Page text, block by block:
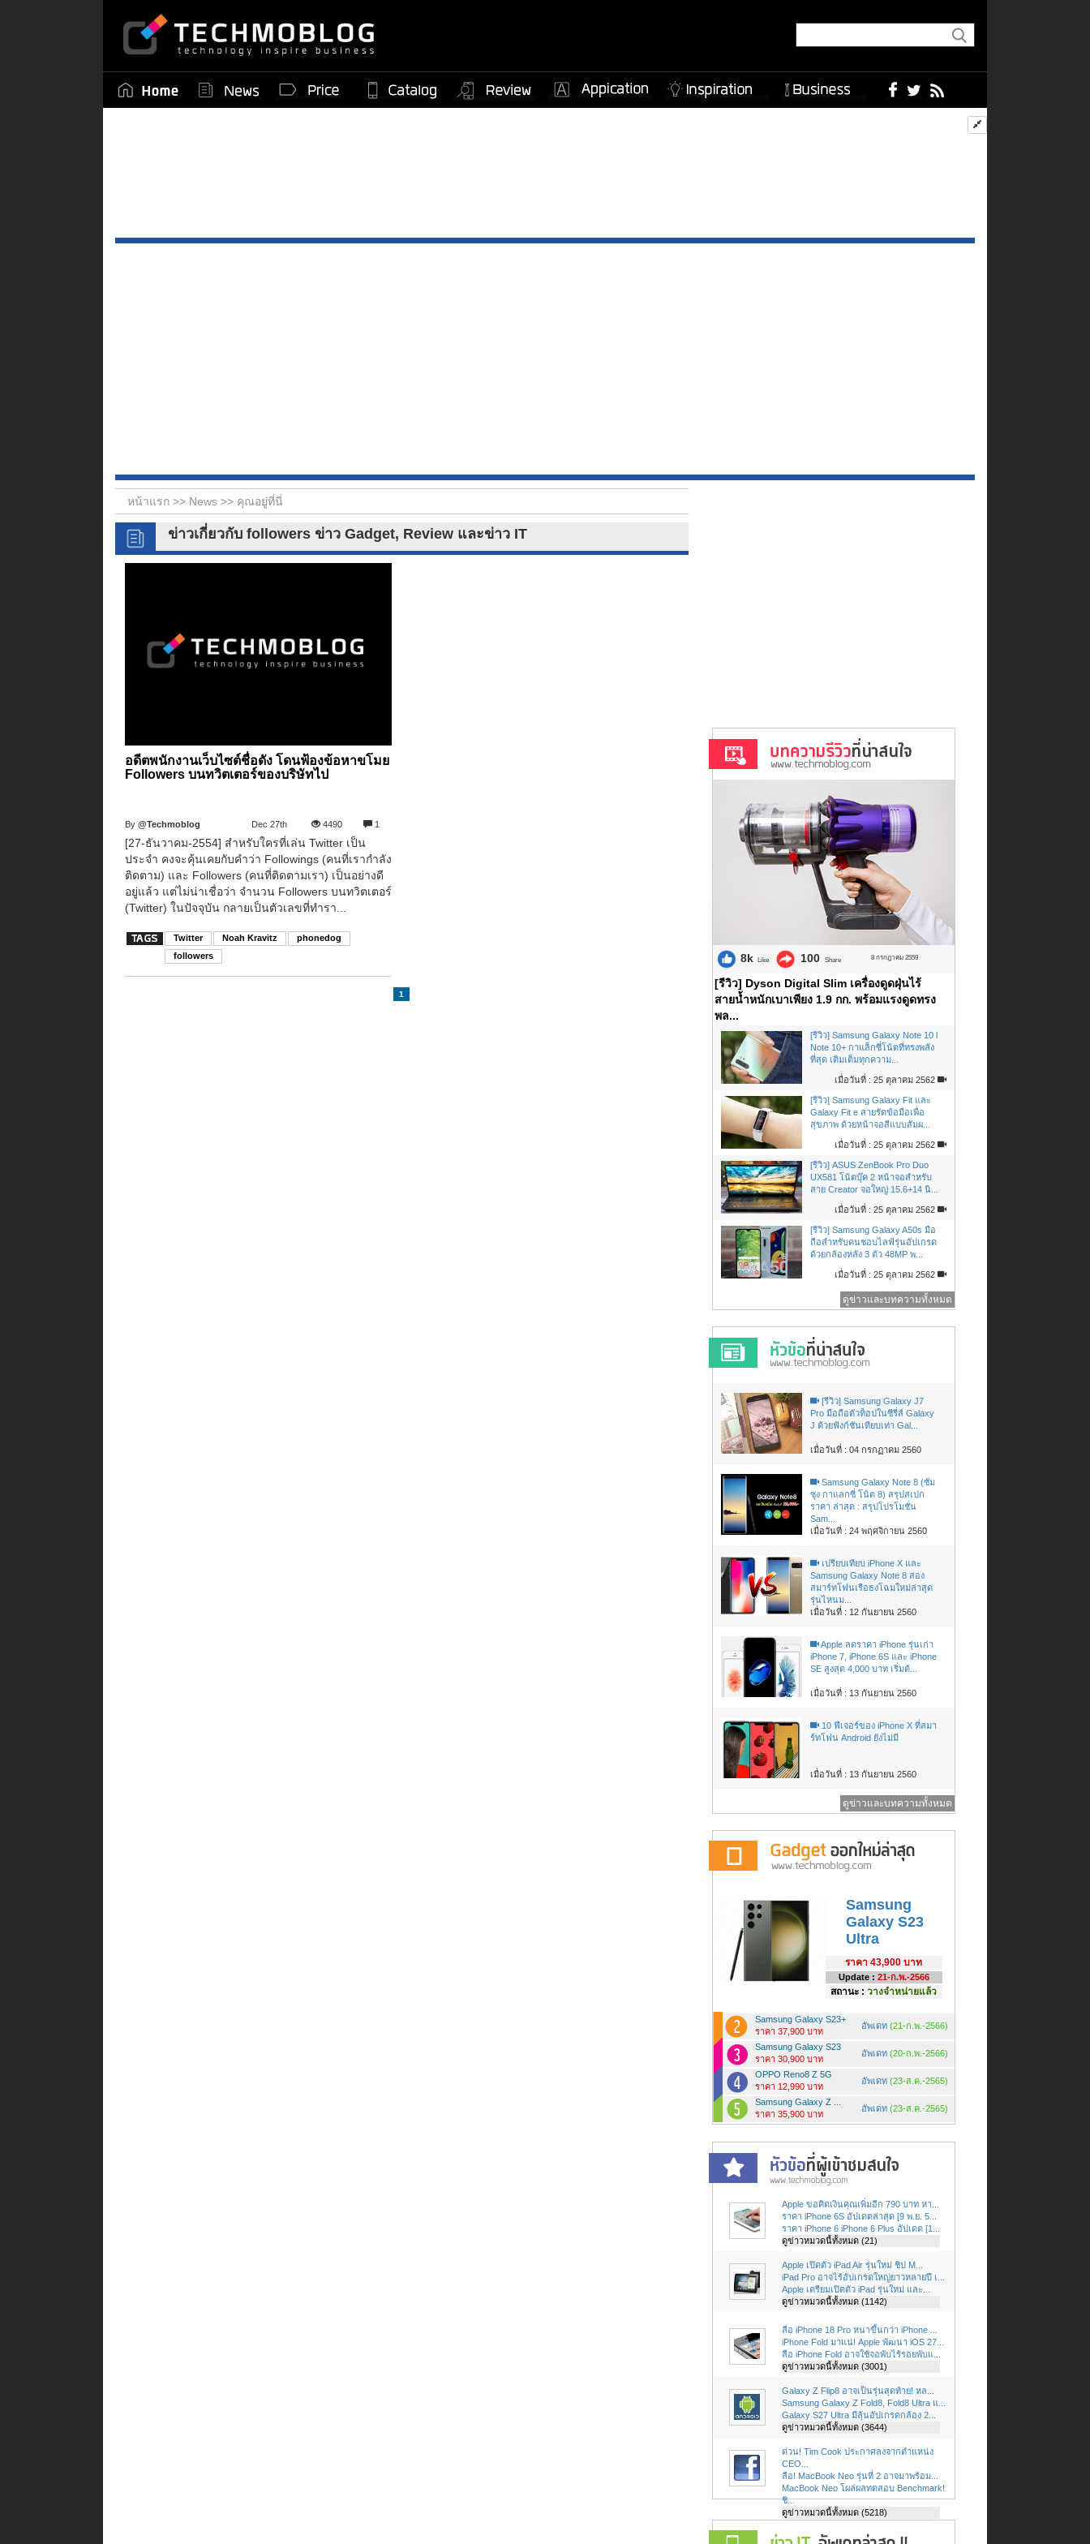
หน้าแรก >> News >> คุณอยู่ที่นี่
ข่าวเกี่ยวกับ followers ข่าว Gadget, Review และข่าว IT
อดีตพนักงานเว็บไซต์ชื่อดัง โดนฟ้องข้อหาขโมย
Followers บนทวิตเตอร์ของบริษัทไป
By@Techmoblog Dec 27th 4490 1
[27-ธันวาคม-2554] สำหรับใครที่เล่น Twitter เป็น
ประจำ คงจะคุ้นเคยกับคำว่า Followings (คนที่เรากำลัง
ติดตาม) และ Followers (คนที่ติดตามเรา) เป็นอย่างดี
อยู่แล้ว แต่ไม่น่าเชื่อว่า จำนวน Followers บนทวิตเตอร์
(Twitter) ในปัจจุบัน กลายเป็นตัวเลขที่ทำรา...
Twitter Noah Kravitz
phonedog
followers
1
8k Like 100 Share 8 กรกฎาคม 2559
[รีวิว] Dyson Digital Slim เครื่องดูดฝุ่นไร้
สายน้ำหนักเบาเพียง 1.9 กก. พร้อมแรงดูดทรง
พล...
[รีวิว] Samsung Galaxy Note 10 l
Note 10+ กาแล็กซี่โน้ตที่ทรงพลัง
ที่สุด เติมเต็มทุกความ...
เมื่อวันที่ : 25 ตุลาคม 2562
[รีวิว] Samsung Galaxy Fit และ
Galaxy Fit e สายรัดข้อมือเพื่อ
สุขภาพ ด้วยหน้าจอสีแบบสัมผ...
เมื่อวันที่ : 25 ตุลาคม 2562
[รีวิว] ASUS ZenBook Pro Duo
UX581 โน้ตบุ๊ค 2 หน้าจอสำหรับ
สาย Creator จอใหญ่ 15.6+14 นิ...
เมื่อวันที่ : 25 ตุลาคม 2562
[รีวิว] Samsung Galaxy A50s มือ
ถือสำหรับคนชอบไลฟ์รุ่นอัปเกรด
ด้วยกล้องหลัง 3 ตัว 48MP พ...
เมื่อวันที่ : 25 ตุลาคม 2562
ดูข่าวและบทความทั้งหมด
[รีวิว] Samsung Galaxy J7
Pro มือถือตัวท็อปในซีรี่ส์ Galaxy
J ด้วยฟังก์ชันเทียบเท่า Gal...
เมื่อวันที่ : 04 กรกฏาคม 2560
Samsung Galaxy Note 8 (ซัม
ซุง กาแลกซี่ โน้ต 8) สรุปสเปก
ราคา ล่าสุด : สรุปโปรโมชั่น
Sam...
เมื่อวันที่ : 24 พฤศจิกายน 2560
เปรียบเทียบ iPhone X และ
Samsung Galaxy Note 8 สอง
สมาร์ทโฟนเรือธงโฉมใหม่ล่าสุด
รุ่นไหนม...
เมื่อวันที่ : 12 กันยายน 2560
Apple ลดราคา iPhone รุ่นเก่า
iPhone 7, iPhone 6S และ iPhone
SE สูงสุด 4,000 บาท เริ่มต้...
เมื่อวันที่ : 13 กันยายน 2560
10 ฟีเจอร์ของ iPhone X ที่สมา
ร์ทโฟน Android ยังไม่มี
เมื่อวันที่ : 13 กันยายน 2560
ดูข่าวและบทความทั้งหมด
Samsung
Galaxy S23
Ultra
ราคา 43,900 บาท
Update : 21-ก.พ.-2566
สถานะ : วางจำหน่ายแล้ว
Samsung Galaxy S23+
ราคา 37,900 บาท
อัพเดท (21-ก.พ.-2566)
Samsung Galaxy S23
ราคา 30,900 บาท
อัพเดท (20-ก.พ.-2566)
OPPO Reno8 Z 5G
ราคา 12,990 บาท
อัพเดท (23-ส.ค.-2565)
Samsung Galaxy Z ...
ราคา 35,900 บาท
อัพเดท (23-ส.ค.-2565)
Apple ขอคิดเงินคุณเพิ่มอีก 790 บาท หา...
ราคา iPhone 6S อัปเดตล่าสุด [9 พ.ย. 5...
ราคา iPhone 6 iPhone 6 Plus อัปเดต [1...
ดูข่าวหมวดนี้ทั้งหมด (21)
Apple เปิดตัว iPad Air รุ่นใหม่ ชิป M...
iPad Pro อาจไร้อัปเกรดใหญ่ยาวหลายปี เ...
Apple เตรียมเปิดตัว iPad รุ่นใหม่ และ...
ดูข่าวหมวดนี้ทั้งหมด (1142)
ลือ iPhone 18 Pro หนาขึ้นกว่า iPhone ...
iPhone Fold มาแน่! Apple พัฒนา iOS 27...
ลือ iPhone Fold อาจใช้จอพับไร้รอยพับแ...
ดูข่าวหมวดนี้ทั้งหมด (3001)
Galaxy Z Flip8 อาจเป็นรุ่นสุดท้าย! หล...
Samsung Galaxy Z Fold8, Fold8 Ultra แ...
Galaxy S27 Ultra มีลุ้นอัปเกรดกล้อง 2...
ดูข่าวหมวดนี้ทั้งหมด (3644)
ด่วน! Tim Cook ประกาศลงจากตำแหน่ง
CEO...
ลือ! MacBook Neo รุ่นที่ 2 อาจมาพร้อม...
MacBook Neo โผล่ผลทดสอบ Benchmark!
ชิ...
ดูข่าวหมวดนี้ทั้งหมด (5218)